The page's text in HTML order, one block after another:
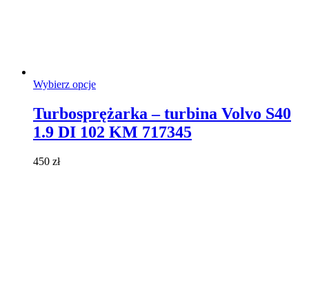
Wybierz opcjeTen
wiele
wariantów.
Turbosprężarka – turbina Volvo S40
1.9 DI 102 KM 717345
450 zł